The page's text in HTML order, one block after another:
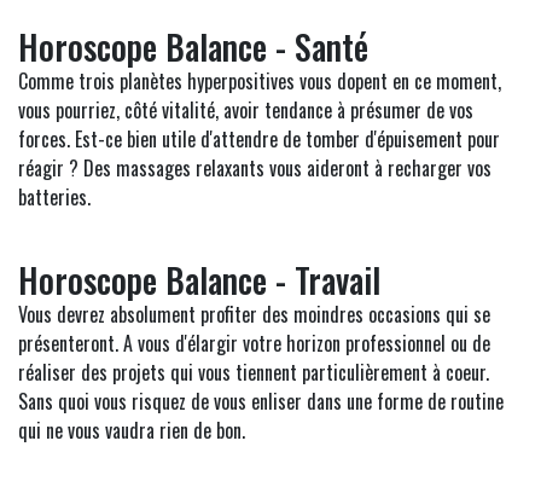
Horoscope Balance - Santé
Comme trois planètes hyperpositives vous dopent en ce moment,
vous pourriez, côté vitalité, avoir tendance à présumer de vos
forces. Est-ce bien utile d'attendre de tomber d'épuisement pour
réagir ? Des massages relaxants vous aideront à recharger vos
batteries.
Horoscope Balance - Travail
Vous devrez absolument profiter des moindres occasions qui se
présenteront. A vous d'élargir votre horizon professionnel ou de
réaliser des projets qui vous tiennent particulièrement à coeur.
Sans quoi vous risquez de vous enliser dans une forme de routine
qui ne vous vaudra rien de bon.